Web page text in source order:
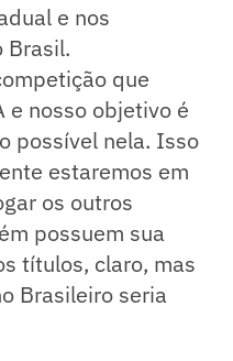
e nos
Brasil.
que
e nosso objetivo é
possível nela. Isso
estaremos em
os outros
possuem sua
títulos, claro, mas
Brasileiro seria